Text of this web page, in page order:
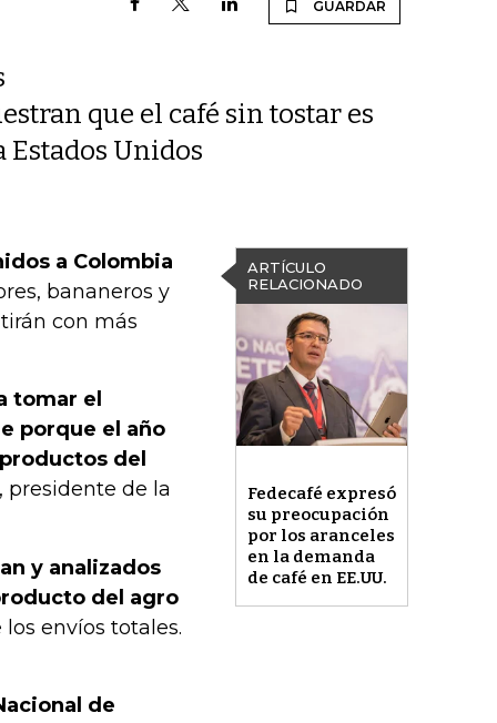
GUARDAR
que el café sin tostar es
Estados Unidos
ARTÍCULO
RELACIONADO
Fedecafé expresó
su preocupación
por los aranceles
en la demanda
de café en EE.UU.
a Colombia
bananeros y
con más
tomar el
porque el año
del
presidente de la
y analizados
del agro
los envíos totales.
de